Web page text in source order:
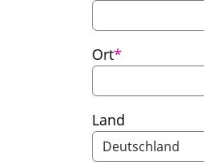
Pflichtfeld
Ort*
Land